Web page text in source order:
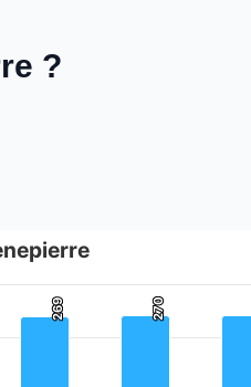
?
269
269 270
270